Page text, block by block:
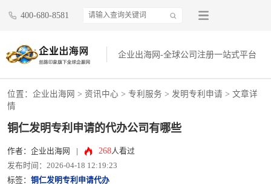
400-680-8581
企业出海网-全球公司注册一站式平台
位置： 企业出海网 > 资讯中心 > 专利服务 > 发明专利申请 > 文章详
情
铜仁发明专利申请的代办公司有哪些
作者：企业出海网 268人看过
发布时间：2026-04-18 12:19:23
标签： 铜仁发明专利申请代办